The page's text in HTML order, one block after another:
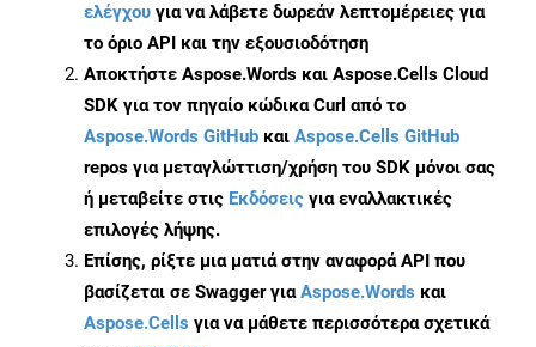
ελέγχου για να λάβετε δωρεάν λεπτομέρειες για
το όριο API και την εξουσιοδότηση
Αποκτήστε Aspose.Words και Aspose.Cells Cloud
SDK για τον πηγαίο κώδικα Curl από το
Aspose.Words GitHub και Aspose.Cells GitHub
repos για μεταγλώττιση/χρήση του SDK μόνοι σας
ή μεταβείτε στις Εκδόσεις για εναλλακτικές
επιλογές λήψης.
Επίσης, ρίξτε μια ματιά στην αναφορά API που
βασίζεται σε Swagger γιαAspose.Words και
Aspose.Cells για να μάθετε περισσότερα σχετικά